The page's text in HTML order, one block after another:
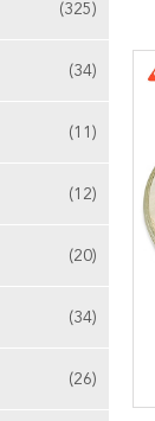
(325)
(34)
(11)
(12)
(20)
(34)
(26)